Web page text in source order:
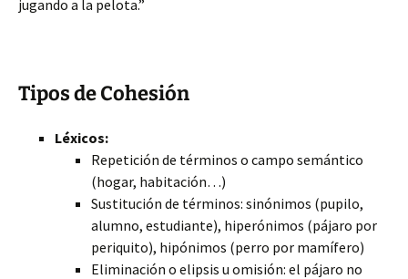
jugando a la pelota.”
Tipos de Cohesión
Léxicos:
Repetición de términos o campo semántico
(hogar, habitación…)
Sustitución de términos: sinónimos (pupilo,
alumno, estudiante), hiperónimos (pájaro por
periquito), hipónimos (perro por mamífero)
Eliminación o elipsis u omisión: el pájaro no